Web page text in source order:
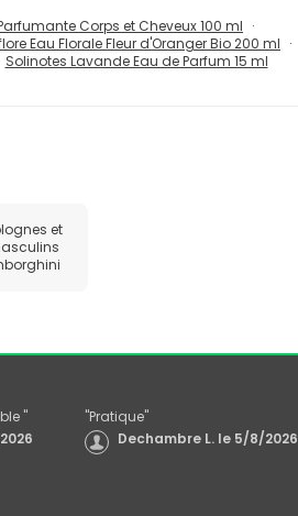
Corps et Cheveux 100 ml
Eau Florale Fleur d'Oranger Bio 200 ml
Solinotes Lavande Eau de Parfum 15 ml
et
"
"Pratique"
Dechambre L. le 5/8/2026